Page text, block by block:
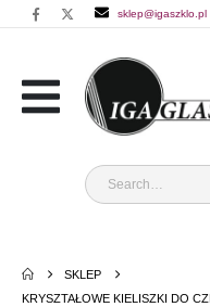
sklep@igaszklo.pl
SKLEP
KRYSZTAŁOWE KIELISZKI DO